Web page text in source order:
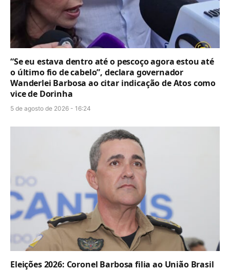
“Se eu estava dentro até o pescoço agora estou até
o último fio de cabelo”, declara governador
Wanderlei Barbosa ao citar indicação de Atos como
vice de Dorinha
5 de agosto de 2026 - 16:24
Eleições 2026: Coronel Barbosa filia ao União Brasil